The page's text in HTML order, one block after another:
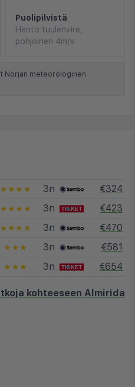
Puolipilvistä
Hento tuulenvire,
pohjoinen 4m/s
Norjan meteorologinen
★★★★ 3n
€324
★★★★ 3n
€423
★★★★ 3n
€470
★★★ 3n
€581
★★★ 3n €654
kohteeseen Almirida